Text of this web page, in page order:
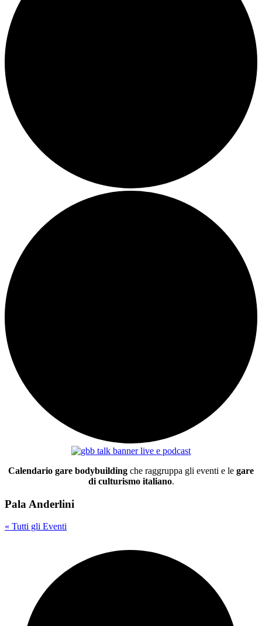
Calendario gare bodybuilding che raggruppa gli eventi e le gare
di culturismo italiano.
Pala Anderlini
« Tutti gli Eventi